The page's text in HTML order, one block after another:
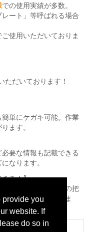
provide you
website. If
do so in
での使用実績が多数。
レート」等呼ばれる場合
使用いただいておりま
ただいております！
単にケガキ可能。作業
ます。
要な情報も記載できる
なります。
きる！】
記載すればスペースの把
決めることができま